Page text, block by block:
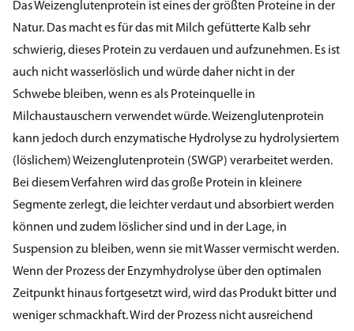
Das Weizenglutenprotein ist eines der größten Proteine in der
Natur. Das macht es für das mit Milch gefütterte Kalb sehr
schwierig, dieses Protein zu verdauen und aufzunehmen. Es ist
auch nicht wasserlöslich und würde daher nicht in der
Schwebe bleiben, wenn es als Proteinquelle in
Milchaustauschern verwendet würde. Weizenglutenprotein
kann jedoch durch enzymatische Hydrolyse zu hydrolysiertem
(löslichem) Weizenglutenprotein (SWGP) verarbeitet werden.
Bei diesem Verfahren wird das große Protein in kleinere
Segmente zerlegt, die leichter verdaut und absorbiert werden
können und zudem löslicher sind und in der Lage, in
Suspension zu bleiben, wenn sie mit Wasser vermischt werden.
Wenn der Prozess der Enzymhydrolyse über den optimalen
Zeitpunkt hinaus fortgesetzt wird, wird das Produkt bitter und
weniger schmackhaft. Wird der Prozess nicht ausreichend